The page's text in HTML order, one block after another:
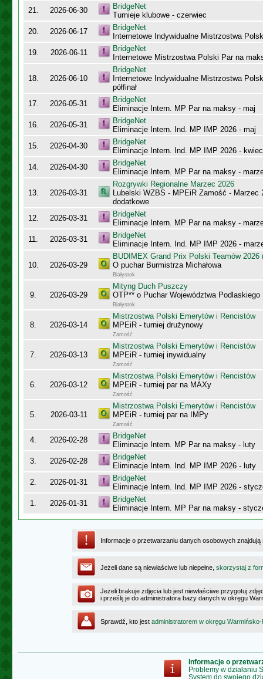
21. 2026-06-30
BridgeNet
Turnieje klubowe - czerwiec
20.
2026-06-17
BridgeNet
Internetowe Indywidualne Mistrzostwa
19.
2026-06-11
BridgeNet
Internetowe Mistrzostwa Polski Par na
18. 2026-06-10
BridgeNet
Internetowe Indywidualne Mistrzostwa
półfinał
17.
2026-05-31
BridgeNet
Eliminacje Intern. MP Par na maksy - maj
16.
2026-05-31
BridgeNet
Eliminacje Intern. Ind. MP IMP 2026 - maj
15.
2026-04-30
BridgeNet
Eliminacje Intern. Ind. MP IMP 2026 -
14.
2026-04-30
BridgeNet
Eliminacje Intern. MP Par na maksy -
13. 2026-03-31
Rozgrywki Regionalne Marzec 2026
Lubelski WZBS - MPEiR Zamość - Marzec
dodatkowe
12.
2026-03-31
BridgeNet
Eliminacje Intern. MP Par na maksy -
11.
2026-03-31
BridgeNet
Eliminacje Intern. Ind. MP IMP 2026 -
10. 2026-03-29
BUDIMEX Grand Prix Polski Teamów 2026
O puchar Burmistrza Michałowa
Białystok
9. 2026-03-29
Mityng Duch Puszczy
OTP** o Puchar Województwa Podlaskiego
Białystok
8. 2026-03-14
Mistrzostwa Polski Emerytów i Rencistów
MPEiR - turniej drużynowy
Zamość
7. 2026-03-13
Mistrzostwa Polski Emerytów i Rencistów
MPEiR - turniej inywidualny
Zamość
6. 2026-03-12
Mistrzostwa Polski Emerytów i Rencistów
MPEiR - turniej par na MAXy
Zamość
5. 2026-03-11
Mistrzostwa Polski Emerytów i Rencistów
MPEiR - turniej par na IMPy
Zamość
4. 2026-02-28
BridgeNet
Eliminacje Intern. MP Par na maksy - luty
3.
2026-02-28
BridgeNet
Eliminacje Intern. Ind. MP IMP 2026 - luty
2.
2026-01-31
BridgeNet
Eliminacje Intern. Ind. MP IMP 2026 -
1.
2026-01-31
BridgeNet
Eliminacje Intern. MP Par na maksy -
Informacje o przetwarzaniu danych osobowych
Jeżeli dane są niewłaściwe lub niepełne, skorzystaj z
Jeżeli brakuje zdjęcia lub jest niewłaściwe przygotuj
i prześlij je do administratora bazy danych w okręgu
Sprawdź, kto jest administratorem w okręgu
Informacje o
Problemy w działaniu
System do swojego